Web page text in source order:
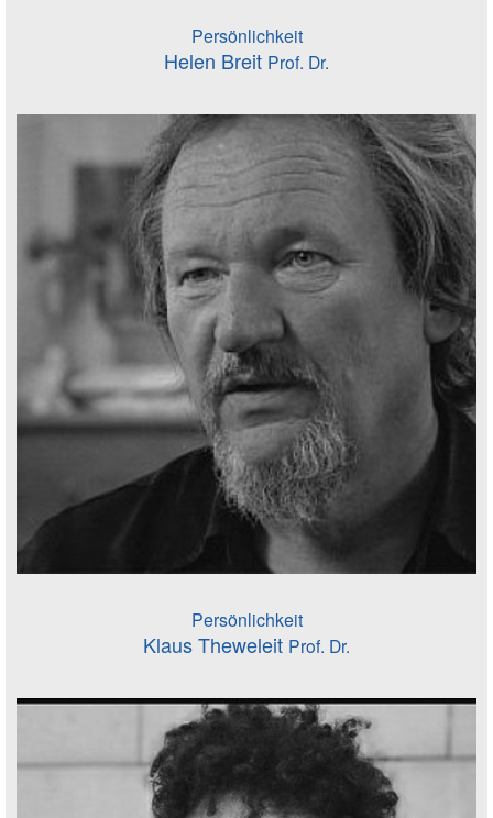
Persönlichkeit
Helen Breit Prof. Dr.
Persönlichkeit
Klaus Theweleit Prof. Dr.